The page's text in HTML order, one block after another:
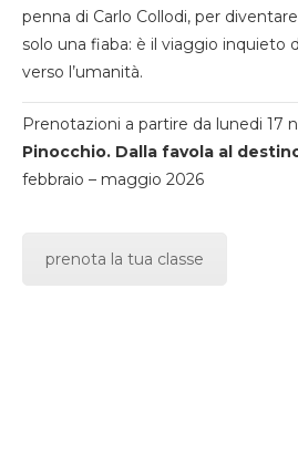
penna di Carlo Collodi, per
solo una fiaba: è il viaggio inquieto
verso l’umanità.
Prenotazioni a partire da lunedi 17
Pinocchio. Dalla favola al
febbraio – maggio 2026
prenota la tua classe